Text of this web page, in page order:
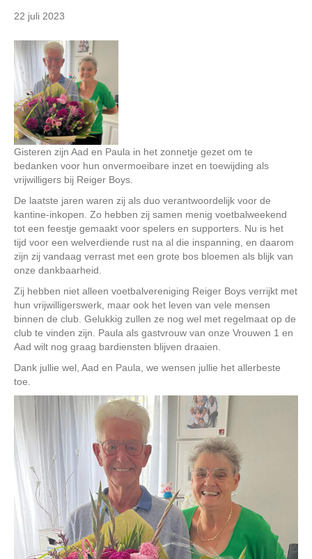
22 juli 2023
Gisteren zijn Aad en Paula in het zonnetje gezet om te
bedanken voor hun onvermoeibare inzet en toewijding als
vrijwilligers bij Reiger Boys.
De laatste jaren waren zij als duo verantwoordelijk voor de
kantine-inkopen. Zo hebben zij samen menig voetbalweekend
tot een feestje gemaakt voor spelers en supporters. Nu is het
tijd voor een welverdiende rust na al die inspanning, en daarom
zijn zij vandaag verrast met een grote bos bloemen als blijk van
onze dankbaarheid.
Zij hebben niet alleen voetbalvereniging Reiger Boys verrijkt met
hun vrijwilligerswerk, maar ook het leven van vele mensen
binnen de club. Gelukkig zullen ze nog wel met regelmaat op de
club te vinden zijn. Paula als gastvrouw van onze Vrouwen 1 en
Aad wilt nog graag bardiensten blijven draaien.
Dank jullie wel, Aad en Paula, we wensen jullie het allerbeste
toe.